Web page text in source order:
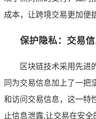
成本，让跨境交易更加便
保护隐私：交易
区块链技术采用先进
同为交易信息加上了一把
和访问交易信息，这一特
止信息泄露,让交易在安全